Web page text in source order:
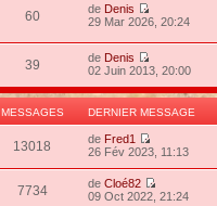
60 de Denis
29 Mar 2026, 20:24
39 de Denis
02 Juin 2013, 20:00
MESSAGES DERNIER MESSAGE
13018 de Fred1
26 Fév 2023, 11:13
7734 deCloé82
09 Oct 2022, 21:24